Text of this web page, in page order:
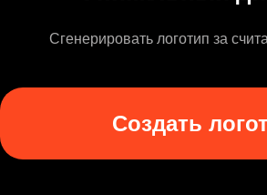
Сгенерировать логотип за
Создать